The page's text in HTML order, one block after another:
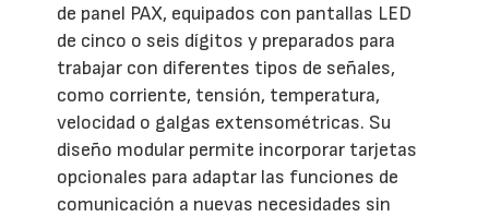
de panel PAX, equipados con pantallas LED
de cinco o seis dígitos y preparados para
trabajar con diferentes tipos de señales,
como corriente, tensión, temperatura,
velocidad o galgas extensométricas. Su
diseño modular permite incorporar tarjetas
opcionales para adaptar las funciones de
comunicación a nuevas necesidades sin